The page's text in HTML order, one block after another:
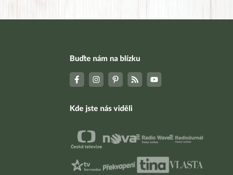
Buďte nám na blízku
Kde jste nás viděli